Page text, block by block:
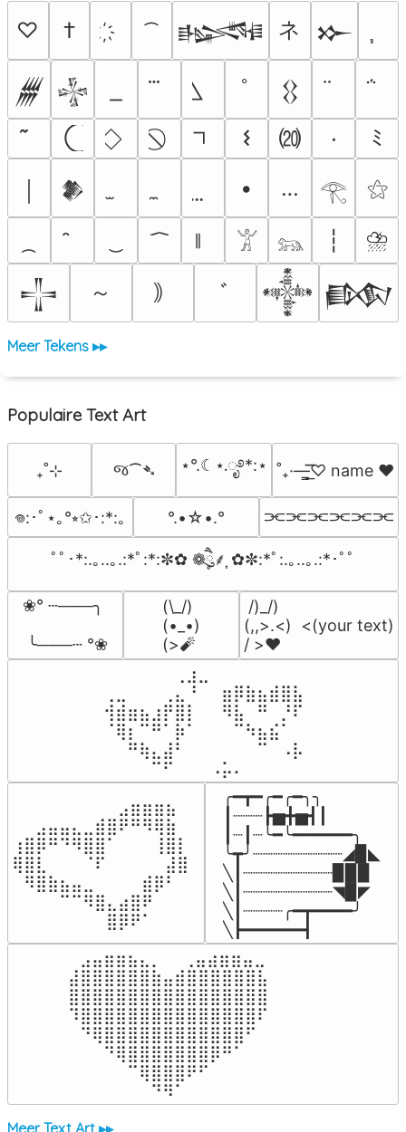
♡ † 𒈙 ネ 𒁍
𒁂 𒈔 ﾟ
𒌐
𐌔
⒇ ٠
ﾐ
𒆎 • … 𓂀 ⚝
𓀠 𓃬 ┆ ⛈
𒋲 ～ ｠ ﾞ 𒀱 𒁃
Meer Tekens ▸▸
Populaire Text Art
₊˚⊹ જ⁀➴ ⋆°.☾⋆.ೃ࿔*:⋆ ˚₊·—̳͟͞͞♡ name ♥️
𖦹:･ﾟ⋆｡°⭒✩･:*:｡ °.•☆•.° ⫘⫘⫘⫘⫘⫘
ﾟﾟ･*:.｡..｡.:*ﾟ:*:✼✿ ❁ཻུ۪۪⸙͎ ✿✼:*ﾟ:.｡..｡.:*･ﾟﾟ
❀° ┄───╮
╰───┄ °❀
(\_/)
(•_•)
(>🧨
/)_/)
(,,>.<)  <(your text)
/ >❤️
⠀⠀⠀⠀⠀⠀⢀⣰⣀⠀⠀⠀⠀⠀⠀⠀⠀
⢀⣀⠀⠀⠀⢀⣄⠘⠀⠀⣶⡿⣷⣦⣾⣿⣧
⢺⣾⣶⣦⣰⡟⣿⡇⠀⠀⠻⣧⠀⠛⠀⡘⠏
⠈⢿⡆⠉⠛⠁⡷⠁⠀⠀⠀⠉⠳⣦⣮⠁⠀
⠀⠀⠛⢷⣄⣼⠃⠀⠀⠀⠀⠀⠀⠉⠀⠠⡧
⠀⠀⠀⠀⠉⠋⠀⠀⠀⠠⡥⠄⠀⠀⠀⠀⠀
⠀⠀⠀⠀⠀⠀⠀⠀⠀⣠⣶⣶⣶⣦⠀⠀
⠀⠀⣠⣤⣤⣄⣀⣾⣿⠟⠛⠻⢿⣷⠀
⢰⣿⡿⠛⠙⠻⣿⣿⠁⠀⠀⠀⢸⣿⡇
⢿⣿⣇⠀⠀⠀⠈⠏⠀⠀⠀⠀⠀⣼⣿⠀
⠀⠻⣿⣷⣦⣤⣀⠀⠀⠀⠀⣾⡿⠃⠀
⠀⠀⠀⠀⠉⠉⠻⣿⣄⣴⣿⠟⠀⠀⠀
⠀⠀⠀⠀⠀⠀⠀⠀⣿⡿⠟⠁⠀⠀⠀⠀
╭━┳━╭━╭━╮╮
┃┈┈┈┣▅╋▅┫┃
┃┈┃┈╰━╰━━━━━━╮
╰┳╯┈┈┈┈┈┈┈┈┈◢▉◣
╲┃┈┈┈┈┈┈┈┈┈▉▉▉
╲┃┈┈┈┈┈┈┈┈┈◥▉◤
╲┃┈┈┈┈╭━┳━━━━╯
╲┣━━━━━━┫﻿
⠀⣠⣤⣶⣶⣦⣄⡀  ⠀⢀⣤⣴⣶⣶⣤⣀⠀
⣼⣿⣿⣿⣿⣿⣿⣷⣤⣾⣿⣿⣿⣿⣿⣿⣧
⣿⣿⣿⣿⣿⣿⣿⣿⣿⣿⣿⣿⣿⣿⣿⣿⣿
⠹⣿⣿⣿⣿⣿⣿⣿⣿⣿⣿⣿⣿⣿⣿⣿⠏
⠀⠙⢿⣿⣿⣿⣿⣿⣿⣿⣿⣿⣿⣿⣿⠋⠀
⠀⠀⠀⠙⢿⣿⣿⣿⣿⣿⣿⣿⡿⠛⠁⠀⠀
⠀⠀⠀⠀⠀⠉⢿⣿⣿⣿⠟⠋⠀⠀⠀⠀⠀
⠀⠀⠀⠀⠀⠀⠀⠙⠻⠁⠀⠀⠀⠀⠀⠀⠀⠀⠀⠀⠀⠀⠀